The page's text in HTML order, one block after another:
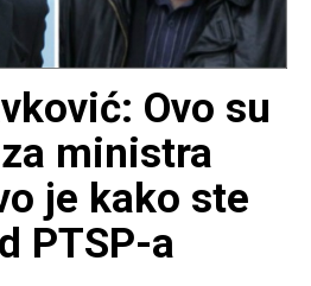
Ovo su
ministra
je kako ste
PTSP-a